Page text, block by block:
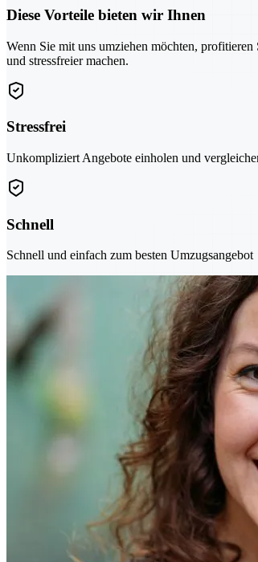
Diese Vorteile bieten wir Ihnen
Wenn Sie mit uns umziehen möchten,
und stressfreier machen.
Stressfrei
Unkompliziert Angebote einholen und
Schnell
Schnell und einfach zum besten Umzugsangebot